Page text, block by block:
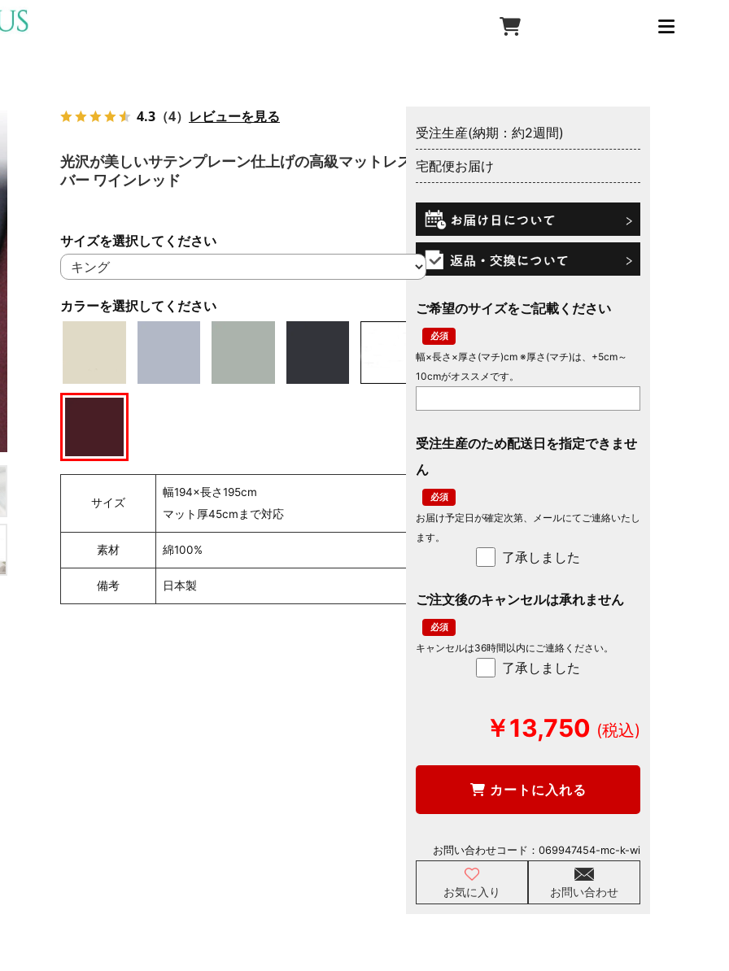
4.3 （4） レビューを見る
光沢が美しいサテンプレーン仕上げの高級マットレスカ
バー ワインレッド
カラーを選択してください
サイズを選択してください
サイズ
幅194×長さ195cm
マット厚45cmまで対応
素材 綿100%
備考 日本製
受注生産(納期：約2週間)
宅配便お届け
ご希望のサイズをご記載ください
幅×長さ×厚さ(マチ)cm ※厚さ(マチ)は、+5cm～
10cmがオススメです。
受注生産のため配送日を指定できませ
ん
了承しました
お届け予定日が確定次第、メールにてご連絡いたし
ます。
ご注文後のキャンセルは承れません
了承しました
キャンセルは36時間以内にご連絡ください。
￥13,750
カートに入れる
お気に入り お問い合わせ
お問い合わせコード： 069947454-mc-k-wi